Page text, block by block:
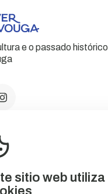
sitio web utiliza
e o passado histórico